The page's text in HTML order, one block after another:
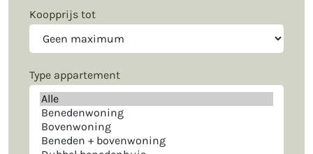
Koopprijs tot
Type appartement